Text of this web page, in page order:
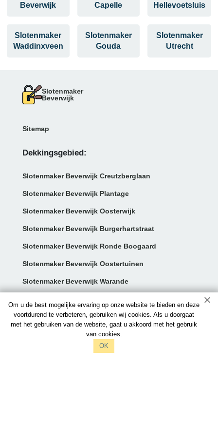
Om u de best mogelijke ervaring op onze website te bieden en deze
voortdurend te verbeteren, gebruiken wij cookies. Als u doorgaat
met het gebruiken van de website, gaat u akkoord met het gebruik
van cookies.
OK
Beverwijk
Capelle
Hellevoetsluis
Slotenmaker
Waddinxveen
Slotenmaker
Gouda
Slotenmaker
Utrecht
Slotenmaker
Beverwijk
Sitemap
Dekkingsgebied:
Slotenmaker Beverwijk Creutzberglaan
Slotenmaker Beverwijk Plantage
Slotenmaker Beverwijk Oosterwijk
Slotenmaker Beverwijk Burgerhartstraat
Slotenmaker Beverwijk Ronde Boogaard
Slotenmaker Beverwijk Oostertuinen
Slotenmaker Beverwijk Warande
Contact:
info@slotenmakersbeverwijk.nl